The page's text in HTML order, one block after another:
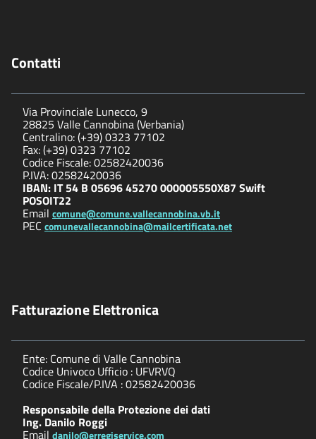
Contatti
Via Provinciale Lunecco, 9
28825 Valle Cannobina (Verbania)
Centralino: (+39) 0323 77102
Fax: (+39) 0323 77102
Codice Fiscale: 02582420036
P.IVA: 02582420036
IBAN: IT 54 B 05696 45270 000005550X87 Swift
POSOIT22
Email comune@comune.vallecannobina.vb.it
PEC comunevallecannobina@mailcertificata.net
Fatturazione Elettronica
Ente: Comune di Valle Cannobina
Codice Univoco Ufficio : UFVRVQ
Codice Fiscale/P.IVA : 02582420036
Responsabile della Protezione dei dati
Ing. Danilo Roggi
Email danilo@erregiservice.com